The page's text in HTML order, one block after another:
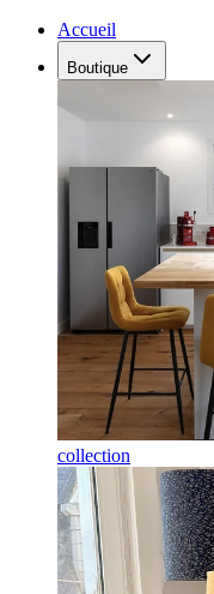
Accueil
Boutique
collection